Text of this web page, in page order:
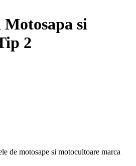
si
2
de motosape si motocultoare marca